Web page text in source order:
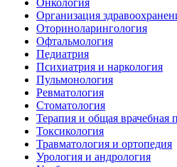
Онкология
Организация
Оториноларингология
Офтальмология
Педиатрия
Психиатрия и наркология
Пульмонология
Ревматология
Стоматология
Терапия и общая врачебная
Токсикология
Травматология и ортопедия
Урология и андрология